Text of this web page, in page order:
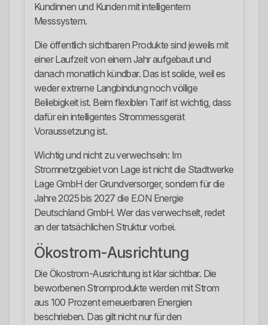
Kundinnen und Kunden mit intelligentem
Messsystem.
Die öffentlich sichtbaren Produkte sind jeweils mit
einer Laufzeit von einem Jahr aufgebaut und
danach monatlich kündbar. Das ist solide, weil es
weder extreme Langbindung noch völlige
Beliebigkeit ist. Beim flexiblen Tarif ist wichtig, dass
dafür ein intelligentes Strommessgerät
Voraussetzung ist.
Wichtig und nicht zu verwechseln: Im
Stromnetzgebiet von Lage ist nicht die Stadtwerke
Lage GmbH der Grundversorger, sondern für die
Jahre 2025 bis 2027 die E.ON Energie
Deutschland GmbH. Wer das verwechselt, redet
an der tatsächlichen Struktur vorbei.
Ökostrom-Ausrichtung
Die Ökostrom-Ausrichtung ist klar sichtbar. Die
beworbenen Stromprodukte werden mit Strom
aus 100 Prozent erneuerbaren Energien
beschrieben. Das gilt nicht nur für den